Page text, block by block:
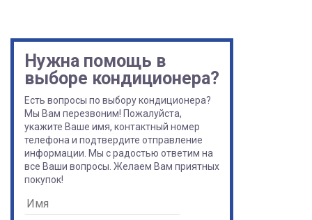
Нужна помощь в
выборе кондиционера?
Есть вопросы по выбору кондиционера?
Мы Вам перезвоним! Пожалуйста,
укажите Ваше имя, контактный номер
телефона и подтвердите отправление
информации. Мы с радостью ответим на
все Ваши вопросы. Желаем Вам приятных
покупок!